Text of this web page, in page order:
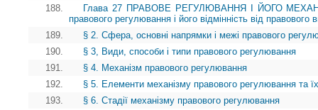
188.
Глава 27 ПРАВОВЕ РЕГУЛЮВАННЯ І ЙОГО
правового регулювання і його відмінність від правового
189.
§ 2. Сфера, основні напрямки і межі правового
190.
§ 3, Види, способи і типи правового регулювання
191.
§ 4. Механізм правового регулювання
192.
§ 5. Елементи механізму правового регулювання та
193.
§ 6. Стадії механізму правового регулювання